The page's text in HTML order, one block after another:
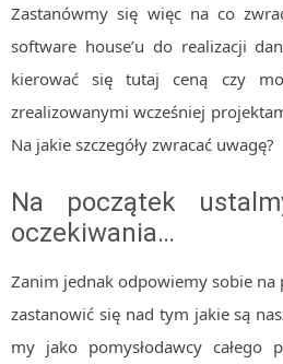
Zastanówmy się więc na co
software house’u do realizacji
kierować się tutaj ceną czy
zrealizowanymi wcześniej
Na jakie szczegóły zwracać uwagę?
Na początek
oczekiwania…
Zanim jednak odpowiemy sobie
zastanowić się nad tym jakie są
my jako pomysłodawcy całego